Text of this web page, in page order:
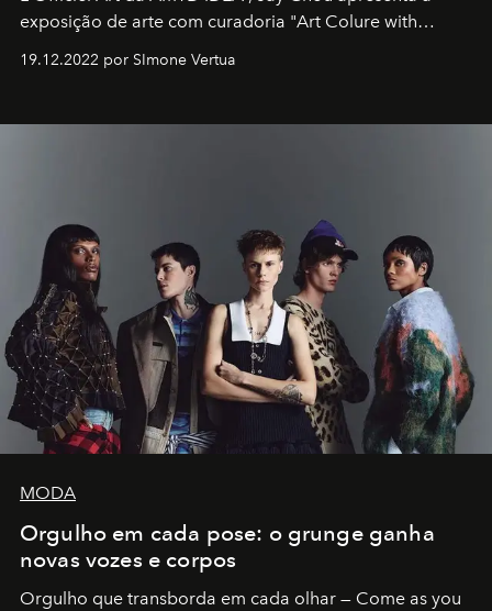
exposição de arte com curadoria "Art Colure with
19.12.2022 por SImone Vertua
MODA
Orgulho em cada pose: o grunge ganha
novas vozes e corpos
Orgulho que transborda em cada olhar — Come as you